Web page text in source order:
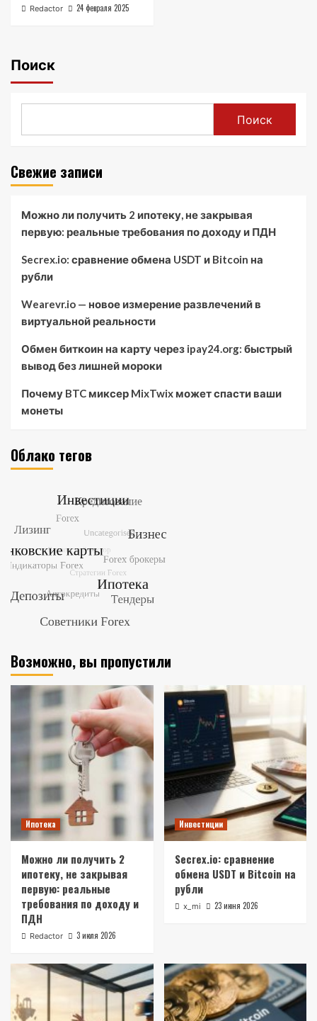
Redactor 24 февраля 2025
Поиск
Поиск
Свежие записи
Можно ли получить 2 ипотеку, не закрывая
первую: реальные требования по доходу и ПДН
Secrex.io: сравнение обмена USDT и Bitcoin на
рубли
Wearevr.io — новое измерение развлечений в
виртуальной реальности
Обмен биткоин на карту через ipay24.org: быстрый
вывод без лишней мороки
Почему BTC миксер MixTwix может спасти ваши
монеты
Облако тегов
Возможно, вы пропустили
Ипотека
Можно ли получить 2
ипотеку, не закрывая
первую: реальные
требования по доходу и
ПДН
Redactor 3 июля 2026
Инвестиции
Secrex.io: сравнение
обмена USDT и Bitcoin на
рубли
x_mi 23 июня 2026